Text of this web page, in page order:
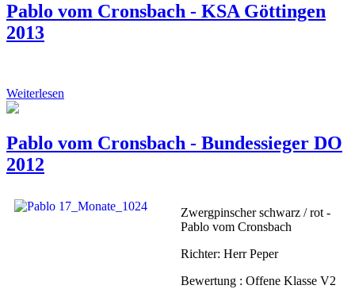
Pablo vom Cronsbach - KSA Göttingen
2013
Weiterlesen
Pablo vom Cronsbach - Bundessieger DO
2012
Zwergpinscher schwarz / rot -
Pablo vom Cronsbach
Richter: Herr Peper
Bewertung : Offene Klasse V2